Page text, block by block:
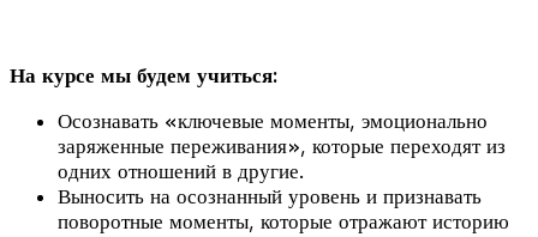
На курсе мы будем учиться:
Осознавать «ключевые моменты, эмоционально
заряженные переживания», которые переходят из
одних отношений в другие.
Выносить на осознанный уровень и признавать
поворотные моменты, которые отражают историю